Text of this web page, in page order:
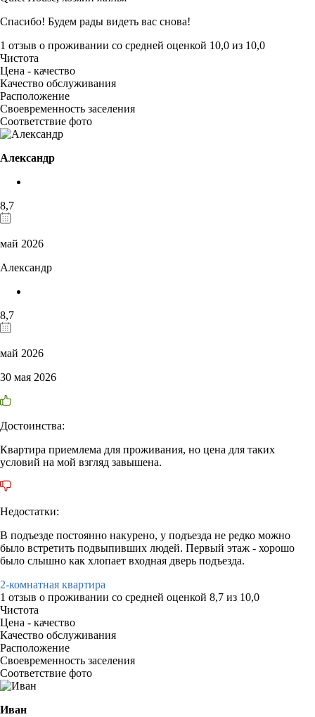
Спасибо! Будем рады видеть вас снова!
1 отзыв о проживании со средней оценкой 10,0 из 10,0
Чистота
Цена - качество
Качество обслуживания
Расположение
Своевременность заселения
Соответствие фото
Александр
8,7
май 2026
Александр
8,7
май 2026
30 мая 2026
Достоинства:
Квартира приемлема для проживания, но цена для таких
условий на мой взгляд завышена.
Недостатки:
В подъезде постоянно накурено, у подъезда не редко можно
было встретить подвыпивших людей. Первый этаж - хорошо
было слышно как хлопает входная дверь подъезда.
2-комнатная квартира
1 отзыв о проживании со средней оценкой 8,7 из 10,0
Чистота
Цена - качество
Качество обслуживания
Расположение
Своевременность заселения
Соответствие фото
Иван